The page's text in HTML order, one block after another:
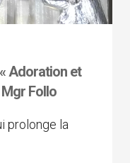
Adoration et
Mgr Follo
prolonge la